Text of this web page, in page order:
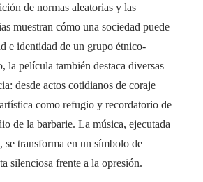
de normas aleatorias y las
muestran cómo una sociedad puede
e identidad de un grupo étnico-
la película también destaca diversas
desde actos cotidianos de coraje
como refugio y recordatorio de
de la barbarie. La música, ejecutada
se transforma en un símbolo de
silenciosa frente a la opresión.